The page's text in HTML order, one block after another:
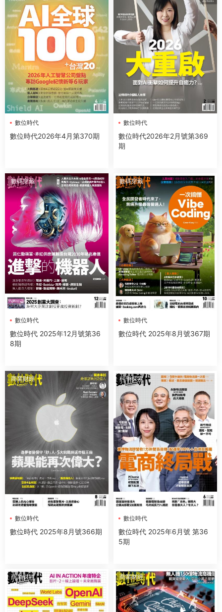
數位時代
數位時代2026年4月第370期
數位時代
數位時代2026年2月號第369
期
數碼穿戴
數位時代
數位時代 2025年12月號第36
8期
數碼穿戴
數位時代
數位時代 2025年8月號367期
商業财經
數位時代
數位時代 2025年8月號366期
科學探索
數位時代
數位時代 2025年6月號 第36
5期
商業财經 商業财經